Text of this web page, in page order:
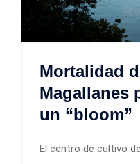
Mortalidad
Magallanes
un “bloom”
El centro de cultivo